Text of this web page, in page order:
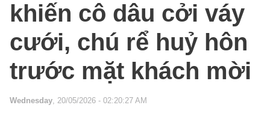
khiến cô dâu cởi váy
cưới, chú rể huỷ hôn
trước mặt khách mời
Wednesday, 20/05/2026 - 02:20:27 AM